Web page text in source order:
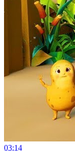
03:14